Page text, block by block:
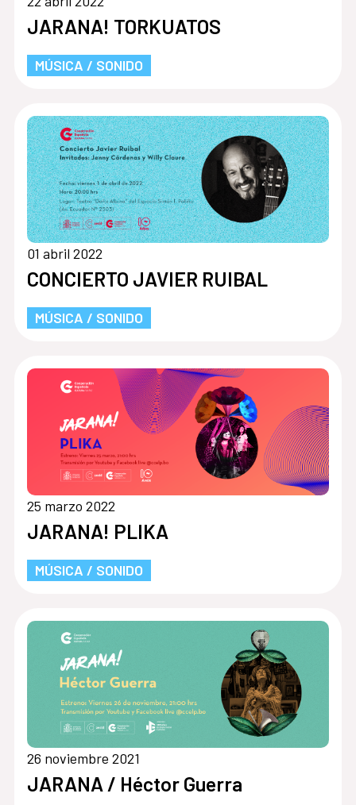
JARANA! TORKUATOS
MÚSICA / SONIDO
01 abril 2022
CONCIERTO JAVIER RUIBAL
MÚSICA / SONIDO
25 marzo 2022
JARANA! PLIKA
MÚSICA / SONIDO
26 noviembre 2021
JARANA / Héctor Guerra